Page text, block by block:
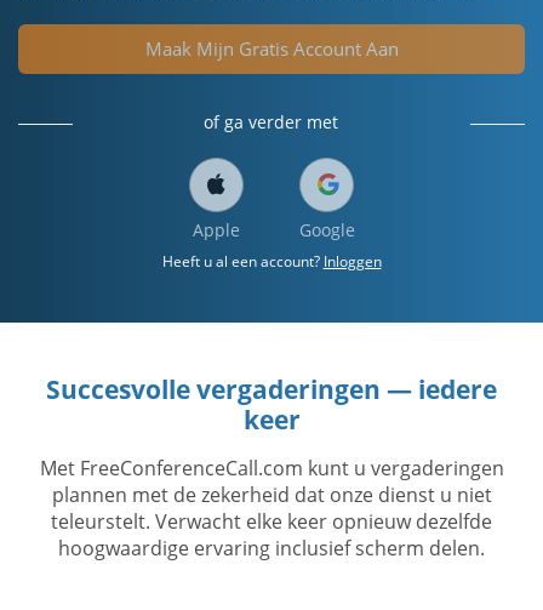
Maak Mijn Gratis Account Aan
of ga verder met
Apple Google
Heeft u al een account? Inloggen
Succesvolle vergaderingen — iedere
keer
Met FreeConferenceCall.com kunt u vergaderingen
plannen met de zekerheid dat onze dienst u niet
teleurstelt. Verwacht elke keer opnieuw dezelfde
hoogwaardige ervaring inclusief scherm delen.